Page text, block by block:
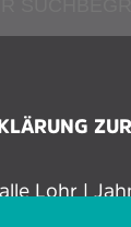
Lohr |